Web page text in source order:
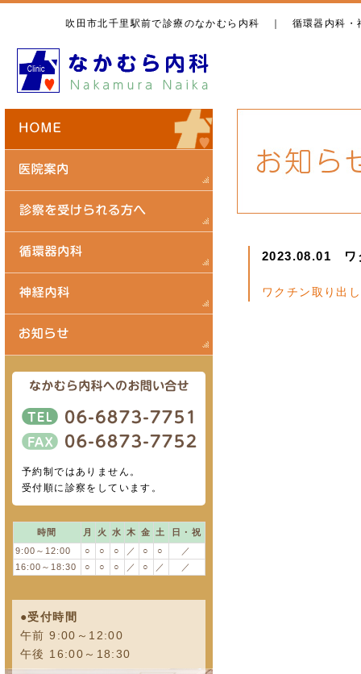
吹田市北千里駅前で診療のなかむら内科 ｜ 循環器内科
予約制ではありません。
受付順に診察をしています。
時間 月 火 水 木 金 土
日・祝
9:00～12:00
○ ○ ○ ／ ○ ○
／
16:00～18:30
○ ○ ○ ／ ○ ／ ／
●受付時間
午前 9:00～12:00
午後 16:00～18:30
2023.08.01 ワ
ワクチン取り出